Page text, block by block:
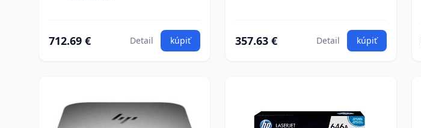
712.69 € Detail kúpiť 357.63 € Detail kúpiť